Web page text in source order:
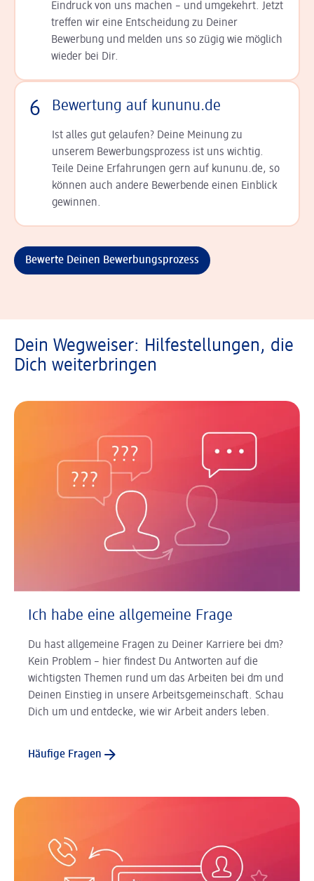
Ein­druck von uns machen – und umgekehrt. Jetzt
tref­fen wir eine Entscheidung zu Deiner
Bewerbung und melden uns so zügig wie möglich
wieder bei Dir.
6 Bewertung auf kununu.de
Ist alles gut gelaufen? Deine Meinung zu
unserem Bewerbungsprozess ist uns wichtig.
Teile Deine Erfahrungen gern auf kununu.de, so
können auch andere Bewerbende einen Einblick
gewinnen.
Bewerte Deinen Bewerbungsprozess
Dein Wegweiser: Hilfestellungen, die
Dich weiterbringen
Ich habe eine allgemeine Frage
Du hast allgemeine Fragen zu Deiner Karriere bei dm?
Kein Problem – hier findest Du Antworten auf die
wichtigsten Themen rund um das Arbeiten bei dm und
Deinen Einstieg in unsere Arbeitsgemeinschaft. Schau
Dich um und entdecke, wie wir Arbeit anders leben.
Häufige Fragen